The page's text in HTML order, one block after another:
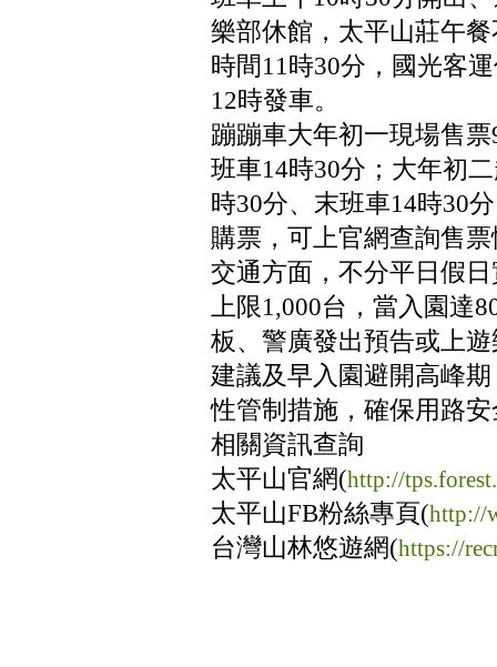
樂部休館，太平山莊午
時間11時30分，國光客
12時發車。
蹦蹦車大年初一現場售
班車14時30分；大年初
時30分、末班車14時30
購票，可上官網查詢售
交通方面，不分平日假
上限1,000台，當入園達
板、警廣發出預告或上
建議及早入園避開高峰
性管制措施，確保用路
相關資訊查詢
太平山官網(http://
太平山FB粉絲專頁(http://
台灣山林悠遊網(https://